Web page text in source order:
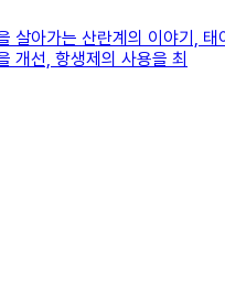
살아가는 산란계의 이야기,
개선, 항생제의 사용을 최